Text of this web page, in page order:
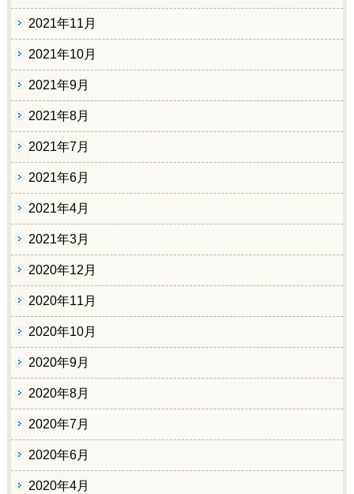
2021年11月
2021年10月
2021年9月
2021年8月
2021年7月
2021年6月
2021年4月
2021年3月
2020年12月
2020年11月
2020年10月
2020年9月
2020年8月
2020年7月
2020年6月
2020年4月